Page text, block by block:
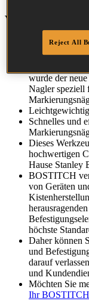
Werkzeug-
GERÄTE
HÖCHSTE
wurde der
Nagler speziell
Schnelles und
Dieses
hochwertigen
Hause Stanley
BOSTITCH
von Geräten
höchste
Daher können
und
darauf
und
Möchten Sie
IhrBOSTITCH
Reject All